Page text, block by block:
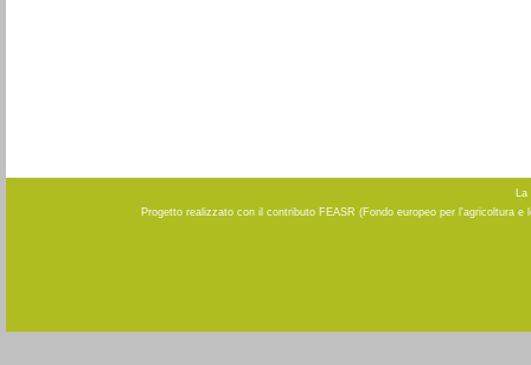
La
Progetto realizzato con il contributo FEASR (Fondo europeo per l'agricoltura